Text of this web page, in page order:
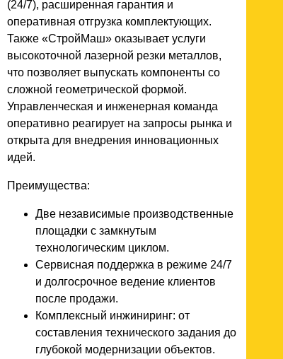
(24/7), расширенная гарантия и
оперативная отгрузка комплектующих.
Также «СтройМаш» оказывает услуги
высокоточной лазерной резки металлов,
что позволяет выпускать компоненты со
сложной геометрической формой.
Управленческая и инженерная команда
оперативно реагирует на запросы рынка и
открыта для внедрения инновационных
идей.
Преимущества:
Две независимые производственные
площадки с замкнутым
технологическим циклом.
Сервисная поддержка в режиме 24/7
и долгосрочное ведение клиентов
после продажи.
Комплексный инжиниринг: от
составления технического задания до
глубокой модернизации объектов.